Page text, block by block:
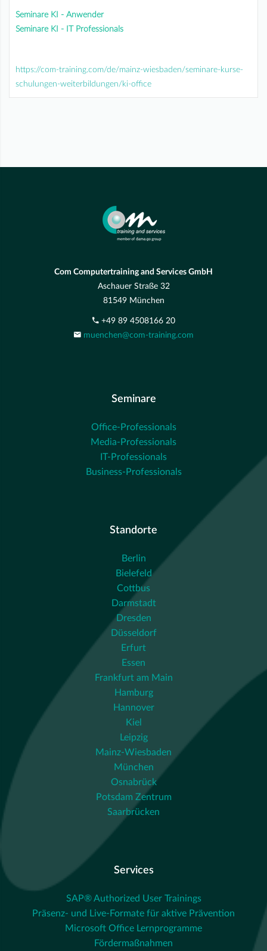
Seminare KI - Anwender
Seminare KI - IT Professionals
https://com-training.com/de/mainz-wiesbaden/seminare-kurse-
schulungen-weiterbildungen/ki-office
Com Computertraining and Services GmbH
Aschauer Straße 32
81549 München
+49 89 4508166 20
muenchen@com-training.com
Seminare
Office-Professionals
Media-Professionals
IT-Professionals
Business-Professionals
Standorte
Berlin
Bielefeld
Cottbus
Darmstadt
Dresden
Düsseldorf
Erfurt
Essen
Frankfurt am Main
Hamburg
Hannover
Kiel
Leipzig
Mainz-Wiesbaden
München
Osnabrück
Potsdam Zentrum
Saarbrücken
Services
SAP® Authorized User Trainings
Präsenz- und Live-Formate für aktive Prävention
Microsoft Office Lernprogramme
Fördermaßnahmen